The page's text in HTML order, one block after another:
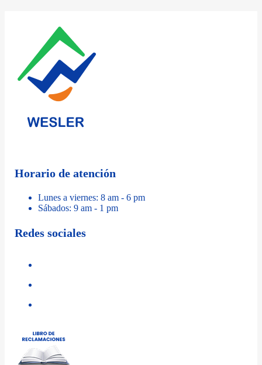
Horario de atención
Lunes a viernes: 8 am - 6 pm
Sábados: 9 am - 1 pm
Redes sociales